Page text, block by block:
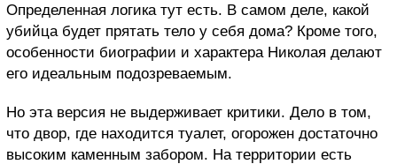
Определенная логика тут есть. В самом деле, какой
убийца будет прятать тело у себя дома? Кроме того,
особенности биографии и характера Николая делают
его идеальным подозреваемым.
Но эта версия не выдерживает критики. Дело в том,
что двор, где находится туалет, огорожен достаточно
высоким каменным забором. На территории есть